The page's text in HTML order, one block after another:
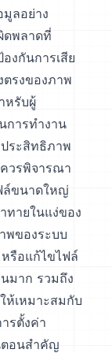
ลอย่าง
ดพลาดที่
งกันการเสีย
รงของภาพ
หรับผู้
การทำงาน
ระสิทธิภาพ
ควรพิจารณา
ล์ขนาดใหญ่
ทายในแง่ของ
พของระบบ
รือแก้ไขไฟล์
มาก รวมถึง
ห้เหมาะสมกับ
รตั้งค่า
ตอนสำคัญ